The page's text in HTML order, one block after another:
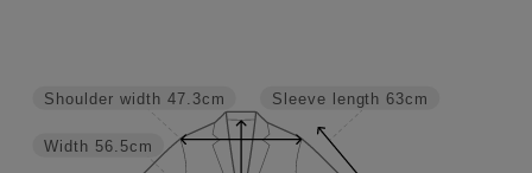
Sleeve length 63cm
Width 56.5cm
Shoulder width 47.3cm